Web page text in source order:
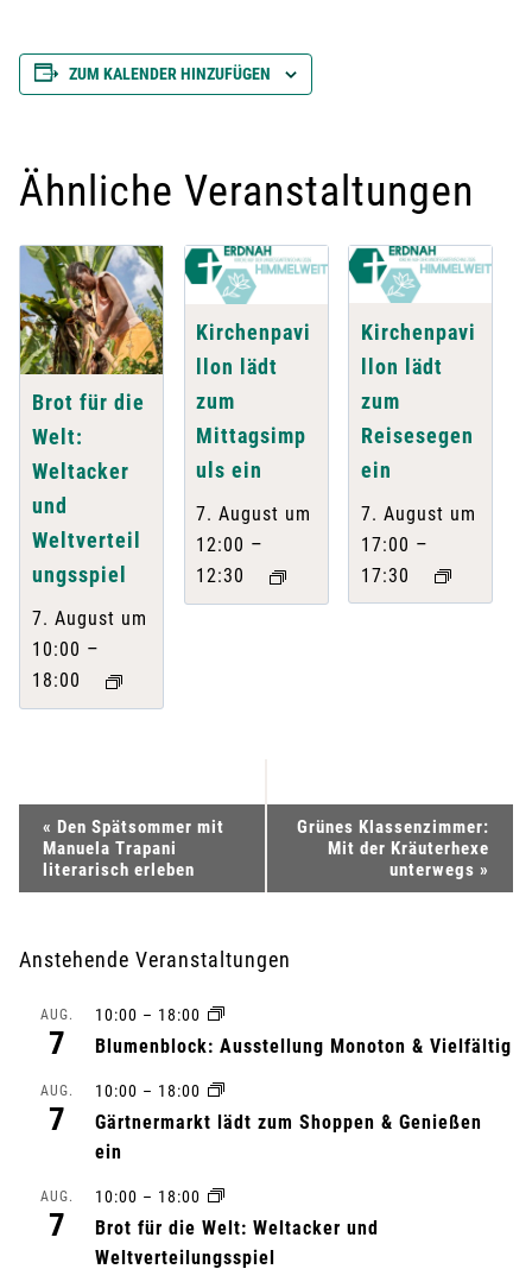
ZUM KALENDER HINZUFÜGEN
Ähnliche Veranstaltungen
Brot für die
Welt:
Weltacker
und
Weltverteil
ungsspiel
7. August um
10:00 –
18:00
Kirchenpavi
llon lädt
zum
Mittagsimp
uls ein
7. August um
12:00 –
12:30
Kirchenpavi
llon lädt
zum
Reisesegen
ein
7. August um
17:00 –
17:30
a
« Den Spätsommer mit
Manuela Trapani
literarisch erleben
Grünes Klassenzimmer:
Mit der Kräuterhexe
unterwegs »
Anstehende Veranstaltungen
AUG.
7
10:00 – 18:00
Blumenblock: Ausstellung Monoton & Vielfältig
AUG.
7
10:00 – 18:00
Gärtnermarkt lädt zum Shoppen & Genießen
ein
AUG.
7
10:00 – 18:00
Brot für die Welt: Weltacker und
Weltverteilungsspiel